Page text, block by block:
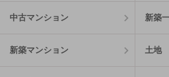
中古マンション 新築
新築マンション 土地